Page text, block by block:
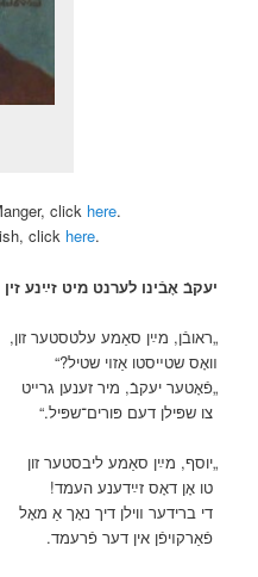
click here.
click here.
‏יעקבֿ אָבֿינו לערנט מיט זײַנע
„ראובֿן, מײַן סאַמע עלטסטער זון,
װאָס שטײסטו אַזױ שטיל?“
„פֿאָטער יעקבֿ, מיר זענען גרײט
צו שפּילן דעם פּורים־שפּיל.“
„יוסף, מײַן סאַמע ליבסטער זון
טו אָן דאָס זײַדענע העמד!
די ברידער װילן דיך נאָך אַ מאָל
פֿאַרקױפֿן אין דער פֿרעמד.